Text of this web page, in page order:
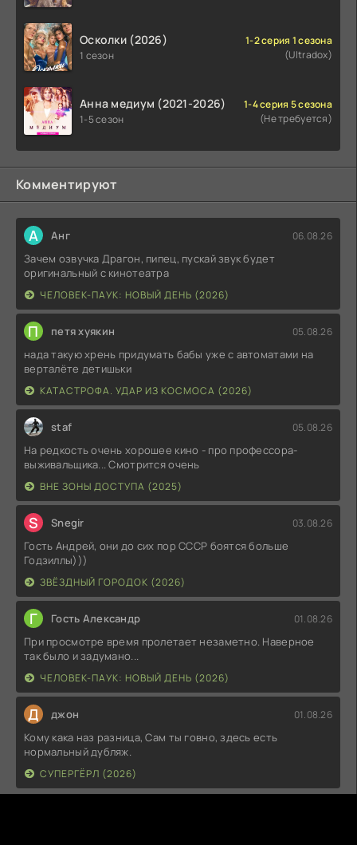
Осколки (2026)
1 сезон
1-2 серия 1 сезона
(Ultradox)
Анна медиум (2021-2026)
1-5 сезон
1-4 серия 5 сезона
(Не требуется)
Комментируют
А Анг 06.08.26
Зачем озвучка Драгон, пипец, пускай звук будет
оригинальный с кинотеатра
ЧЕЛОВЕК-ПАУК: НОВЫЙ ДЕНЬ (2026)
П петя хуякин 05.08.26
нада такую хрень придумать бабы уже с автоматами на
верталёте детишьки
КАТАСТРОФА. УДАР ИЗ КОСМОСА (2026)
staf 05.08.26
На редкость очень хорошее кино - про профессора-
выживальщика... Смотрится очень
ВНЕ ЗОНЫ ДОСТУПА (2025)
S Snegir 03.08.26
Гость Андрей, они до сих пор СССР боятся больше
Годзиллы)))
ЗВЁЗДНЫЙ ГОРОДОК (2026)
Г Гость Александр 01.08.26
При просмотре время пролетает незаметно. Наверное
так было и задумано...
ЧЕЛОВЕК-ПАУК: НОВЫЙ ДЕНЬ (2026)
Д джон 01.08.26
Кому кака наз разница, Сам ты говно, здесь есть
нормальный дубляж.
СУПЕРГЁРЛ (2026)